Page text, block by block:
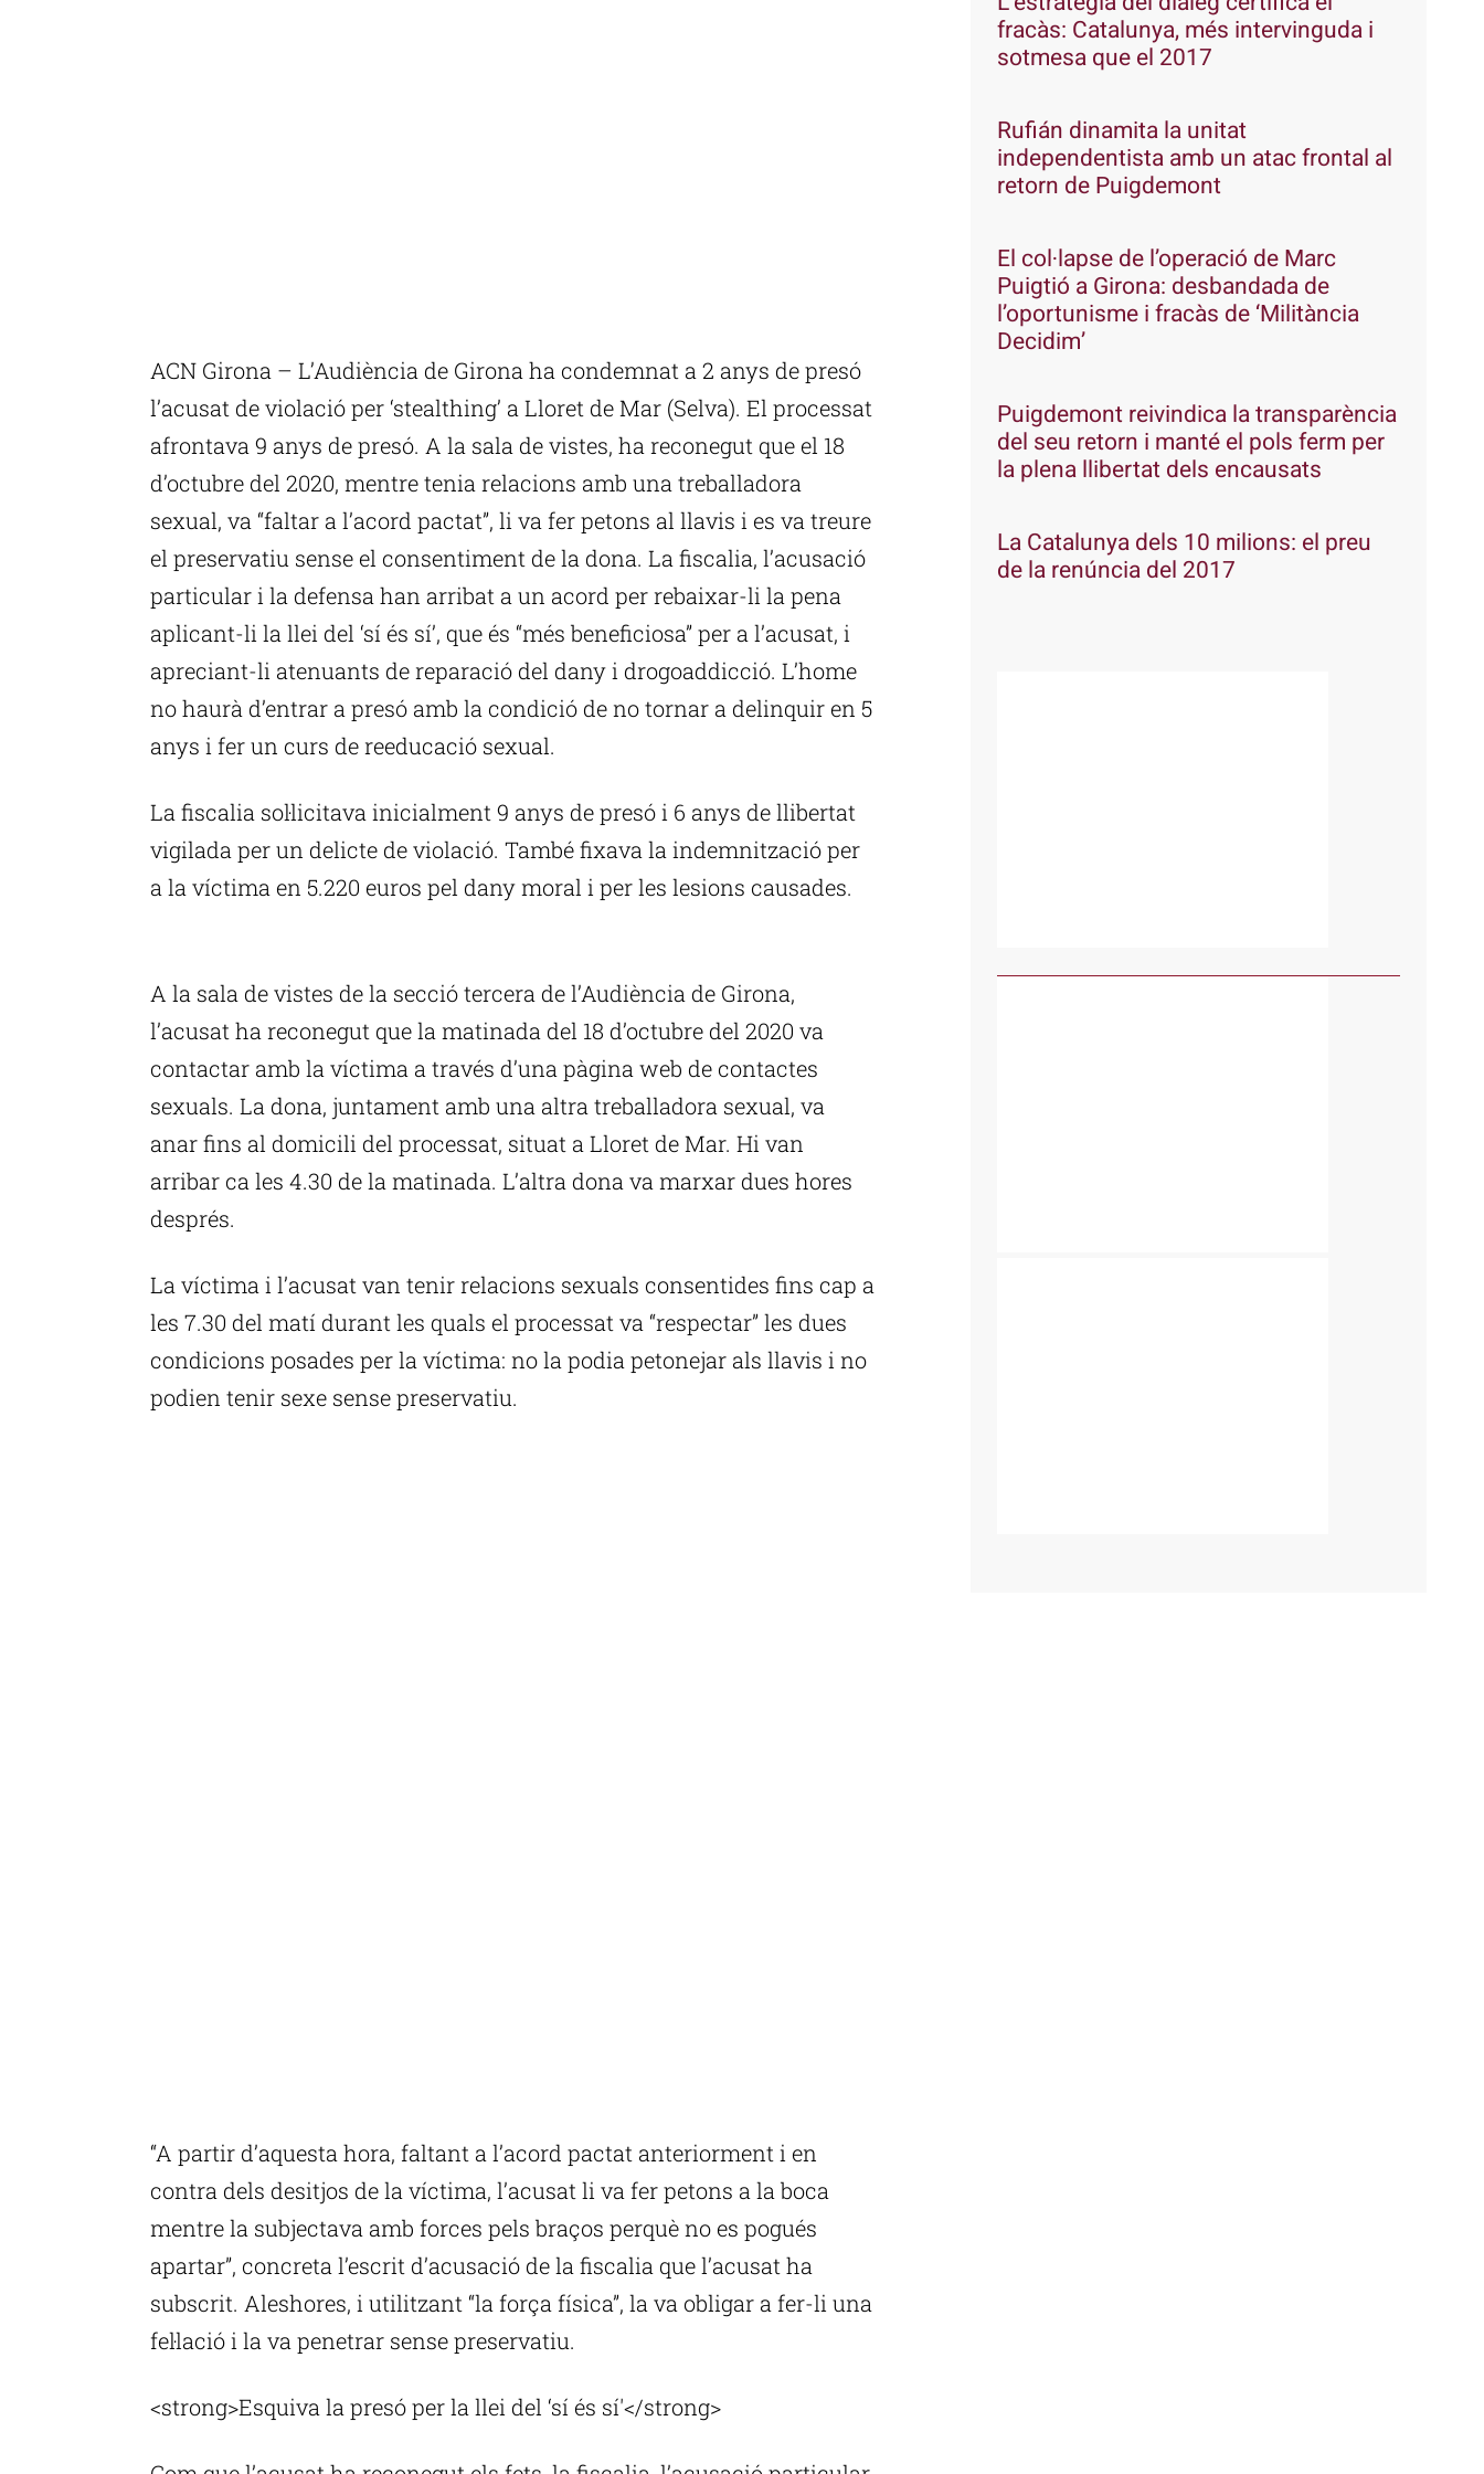
ACN Girona – L’Audiència de Girona ha condemnat a 2 anys de presó
l’acusat de violació per ‘stealthing’ a Lloret de Mar (Selva). El processat
afrontava 9 anys de presó. A la sala de vistes, ha reconegut que el 18
d’octubre del 2020, mentre tenia relacions amb una treballadora
sexual, va “faltar a l’acord pactat”, li va fer petons al llavis i es va treure
el preservatiu sense el consentiment de la dona. La fiscalia, l’acusació
particular i la defensa han arribat a un acord per rebaixar-li la pena
aplicant-li la llei del ‘sí és sí’, que és “més beneficiosa” per a l’acusat, i
apreciant-li atenuants de reparació del dany i drogoaddicció. L’home
no haurà d’entrar a presó amb la condició de no tornar a delinquir en 5
anys i fer un curs de reeducació sexual.
La fiscalia sol·licitava inicialment 9 anys de presó i 6 anys de llibertat
vigilada per un delicte de violació. També fixava la indemnització per
a la víctima en 5.220 euros pel dany moral i per les lesions causades.
A la sala de vistes de la secció tercera de l’Audiència de Girona,
l’acusat ha reconegut que la matinada del 18 d’octubre del 2020 va
contactar amb la víctima a través d’una pàgina web de contactes
sexuals. La dona, juntament amb una altra treballadora sexual, va
anar fins al domicili del processat, situat a Lloret de Mar. Hi van
arribar ca les 4.30 de la matinada. L’altra dona va marxar dues hores
després.
La víctima i l’acusat van tenir relacions sexuals consentides fins cap a
les 7.30 del matí durant les quals el processat va “respectar” les dues
condicions posades per la víctima: no la podia petonejar als llavis i no
podien tenir sexe sense preservatiu.
“A partir d’aquesta hora, faltant a l’acord pactat anteriorment i en
contra dels desitjos de la víctima, l’acusat li va fer petons a la boca
mentre la subjectava amb forces pels braços perquè no es pogués
apartar”, concreta l’escrit d’acusació de la fiscalia que l’acusat ha
subscrit. Aleshores, i utilitzant “la força física”, la va obligar a fer-li una
fel·lació i la va penetrar sense preservatiu.
<strong>Esquiva la presó per la llei del ‘sí és sí'</strong>
fracàs: Catalunya, més intervinguda i
sotmesa que el 2017
Rufián dinamita la unitat
independentista amb un atac frontal al
retorn de Puigdemont
El col·lapse de l’operació de Marc
Puigtió a Girona: desbandada de
l’oportunisme i fracàs de ‘Militància
Decidim’
Puigdemont reivindica la transparència
del seu retorn i manté el pols ferm per
la plena llibertat dels encausats
La Catalunya dels 10 milions: el preu
de la renúncia del 2017